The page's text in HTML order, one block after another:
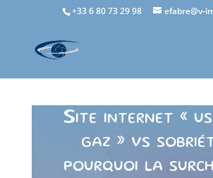
+33 6 80 73 29 98 efabre@v-
Site internet «
gaz » vs
pourquoi la